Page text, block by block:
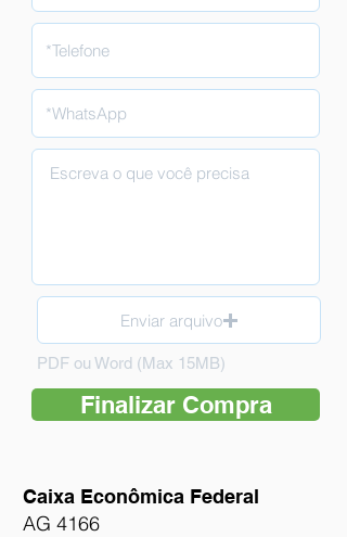
Enviar arquivo
PDF ou Word (Max 15MB)
Finalizar Compra
Caixa Econômica Federal
AG 4166